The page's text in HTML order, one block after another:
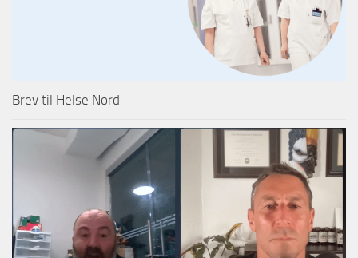
Brev til Helse Nord